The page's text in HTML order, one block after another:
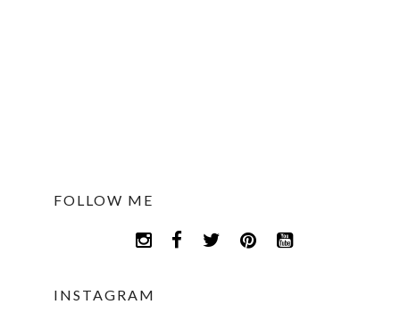
FOLLOW ME
INSTAGRAM